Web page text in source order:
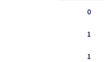
0
1
1